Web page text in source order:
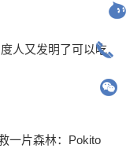
人又发明了可以吃
一片森林：Pokito